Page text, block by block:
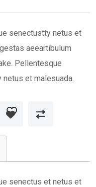
senectustty netus et
aeeartibulum
Pellentesque
et malesuada.
senectus et netus et